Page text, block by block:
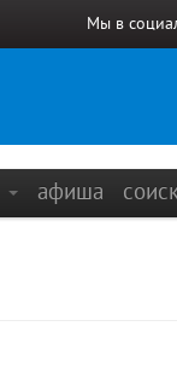
Мы в
афиша